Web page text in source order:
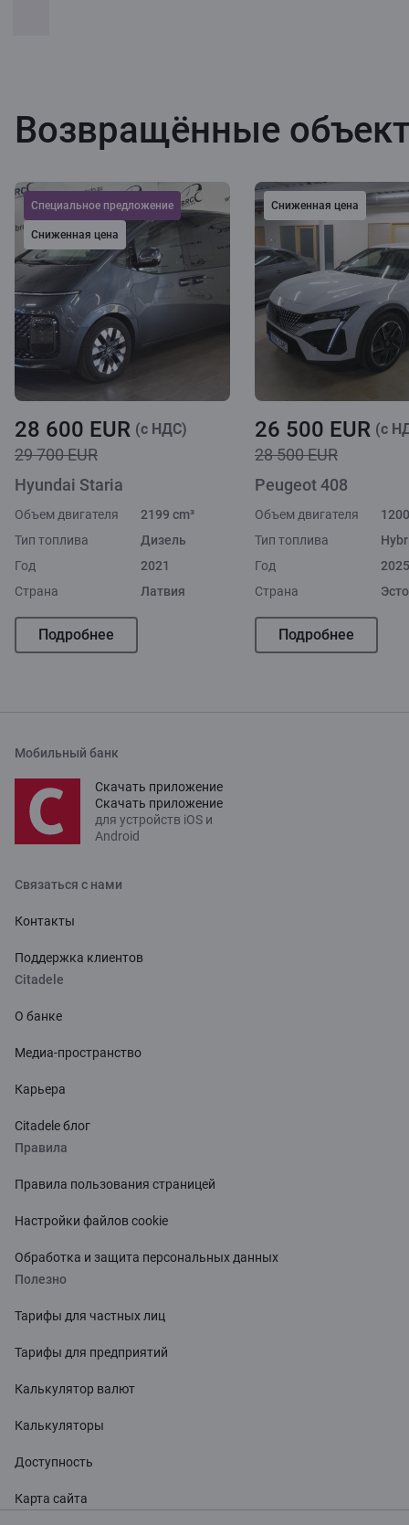
Возвращённые
Cпециальное предложение
Сниженная цена
28 600 EUR (c НДС)
29 700 EUR
Hyundai Staria
Объем двигателя
2199 cm³
Тип топлива
Дизель
Год
2021
Страна
Латвия
Подробнее
Сниженная цена
26 500 EUR (c
28 500 EUR
Peugeot 408
Объем двигателя
Тип топлива
Год
2025
Страна
Подробнее
Мобильный банк
Скачать приложение
Скачать приложение
для устройств iOS и
Android
Связаться с нами
Контакты
Поддержка клиентов
Citadele
О банке
Медиа-пространство
Карьера
Citadele блог
Правила
Правила пользования страницей
Настройки файлов cookie
Обработка и защита персональных данных
Полезно
Тарифы для частных лиц
Тарифы для предприятий
Калькулятор валют
Калькуляторы
Доступность
Карта сайта